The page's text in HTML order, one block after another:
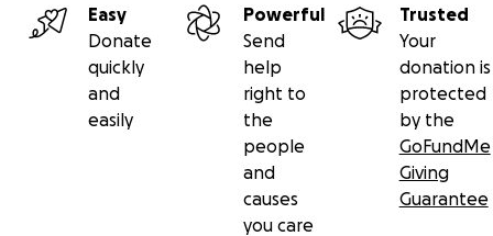
Easy
Donate
quickly
and
easily
Powerful
Send
help
right to
the
people
and
causes
you care
Trusted
Your
donation is
protected
by the
GoFundMe
Giving
Guarantee